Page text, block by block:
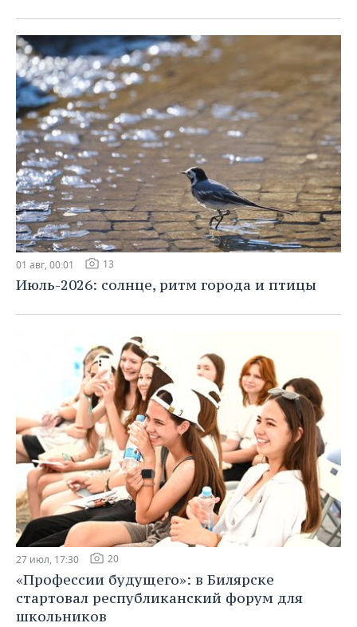
01 авг, 00:01 13
Июль-2026: солнце, ритм города и птицы
27 июл, 17:30 20
«Профессии будущего»: в Билярске
стартовал республиканский форум для
школьников